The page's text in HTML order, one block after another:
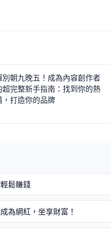
別朝九晚五！成為內容創作者
超完整新手指南：找到你的熱
，打造你的品牌
鬆賺錢
為網紅，坐享財富！